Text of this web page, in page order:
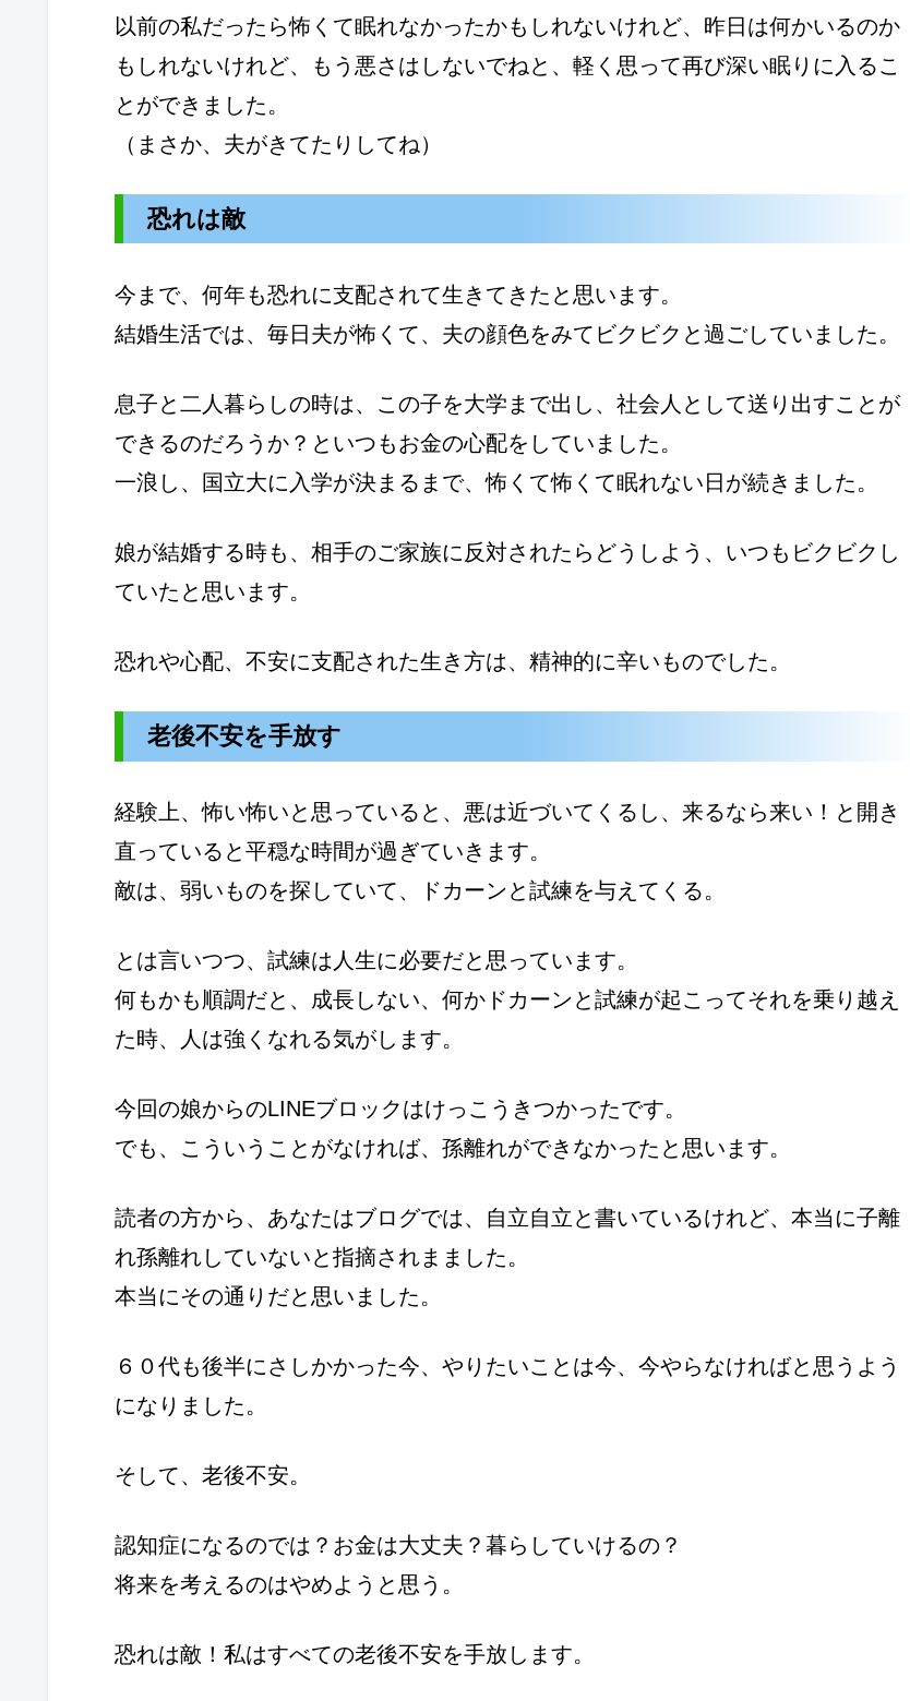
以前の私だったら怖くて眠れなかったかもしれないけれど、昨日は何かいるのか
もしれないけれど、もう悪さはしないでねと、軽く思って再び深い眠りに入るこ
とができました。
（まさか、夫がきてたりしてね）
恐れは敵
今まで、何年も恐れに支配されて生きてきたと思います。
結婚生活では、毎日夫が怖くて、夫の顔色をみてビクビクと過ごしていました。
息子と二人暮らしの時は、この子を大学まで出し、社会人として送り出すことが
できるのだろうか？といつもお金の心配をしていました。
一浪し、国立大に入学が決まるまで、怖くて怖くて眠れない日が続きました。
娘が結婚する時も、相手のご家族に反対されたらどうしよう、いつもビクビクし
ていたと思います。
恐れや心配、不安に支配された生き方は、精神的に辛いものでした。
老後不安を手放す
経験上、怖い怖いと思っていると、悪は近づいてくるし、来るなら来い！と開き
直っていると平穏な時間が過ぎていきます。
敵は、弱いものを探していて、ドカーンと試練を与えてくる。
とは言いつつ、試練は人生に必要だと思っています。
何もかも順調だと、成長しない、何かドカーンと試練が起こってそれを乗り越え
た時、人は強くなれる気がします。
今回の娘からのLINEブロックはけっこうきつかったです。
でも、こういうことがなければ、孫離れができなかったと思います。
読者の方から、あなたはブログでは、自立自立と書いているけれど、本当に子離
れ孫離れしていないと指摘されまました。
本当にその通りだと思いました。
６０代も後半にさしかかった今、やりたいことは今、今やらなければと思うよう
になりました。
そして、老後不安。
認知症になるのでは？お金は大丈夫？暮らしていけるの？
将来を考えるのはやめようと思う。
恐れは敵！私はすべての老後不安を手放します。